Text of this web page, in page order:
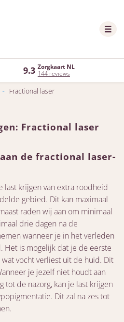
9.3 Zorgkaart NL
144 reviews
- Fractional laser
Fractional laser
de fractional laser-
last krijgen van extra roodheid
gebied. Dit kan maximaal
raden wij aan om minimaal
drie dagen na de
wanneer je in het verleden
Het is mogelijk dat je de eerste
vocht verliest uit de huid. Dit
je jezelf niet houdt aan
tot de nazorg, kan je last krijgen
Dit zal na zes tot